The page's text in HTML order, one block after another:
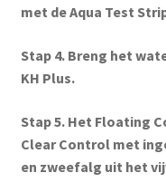
met de Aqua Test
Stap 4. Breng het
KH Plus.
Stap 5. Het Floating
Clear Control met
en zweefalg uit het